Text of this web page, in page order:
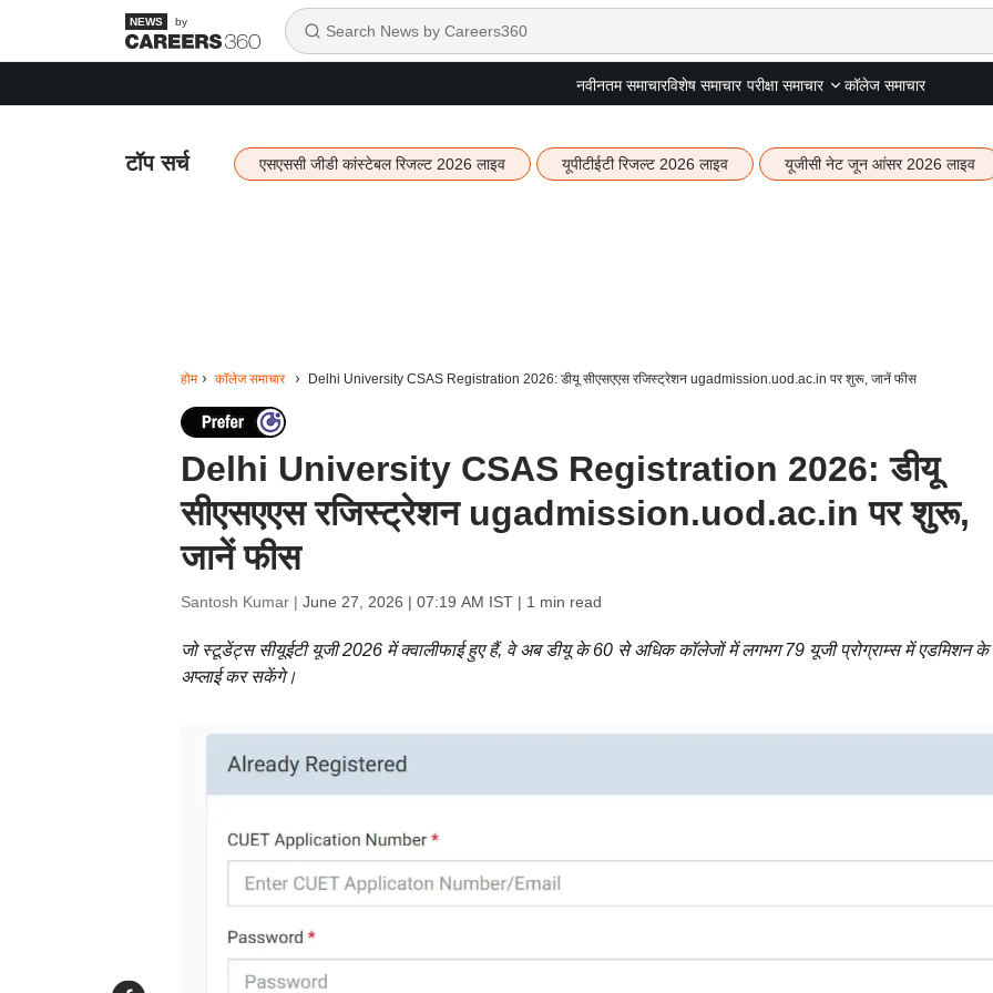
by
नवीनतम समाचारविशेष समाचार परीक्षा समाचार कॉलेज समाचार
टॉप सर्च एसएससी जीडी कांस्टेबल रिजल्ट 2026 लाइव यूपीटीईटी रिजल्ट 2026 लाइव यूजीसी नेट जून आंसर 2026 लाइव
होम कॉलेज समाचार Delhi University CSAS Registration 2026: डीयू सीएसएएस रजिस्ट्रेशन ugadmission.uod.ac.in पर शुरू, जानें फीस
Delhi University CSAS Registration 2026: डीयू
सीएसएएस रजिस्ट्रेशन ugadmission.uod.ac.in पर शुरू,
जानें फीस
Santosh Kumar | June 27, 2026 | 07:19 AM IST| 1 min read
जो स्टूडेंट्स सीयूईटी यूजी 2026 में क्वालीफाई हुए हैं, वे अब डीयू के 60 से अधिक कॉलेजों में लगभग 79 यूजी प्रोग्राम्स में एडमिशन के
अप्लाई कर सकेंगे।